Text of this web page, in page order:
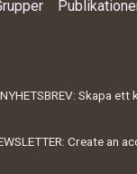
NYHETSBREV: Skapa
Create an